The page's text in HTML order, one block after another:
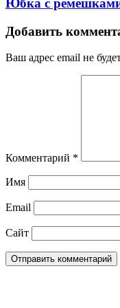
Юбка с
Добавить
Ваш адрес email не
Комментарий *
Имя
Email
Сайт